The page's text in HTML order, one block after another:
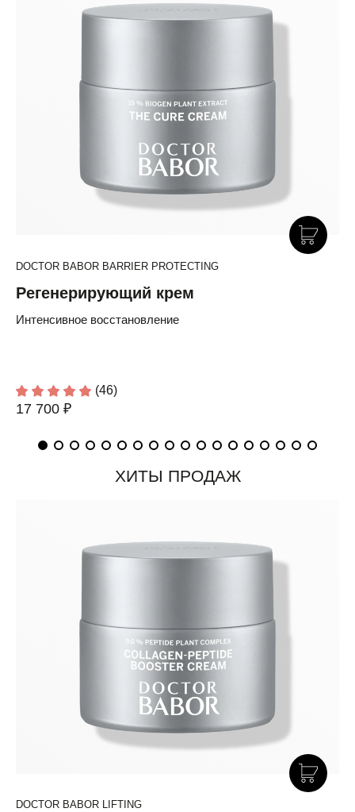
DOCTOR BABOR BARRIER PROTECTING
Регенерирующий крем
Интенсивное восстановление
(46)
17 700 ₽
ХИТЫ ПРОДАЖ
DOCTOR BABOR LIFTING